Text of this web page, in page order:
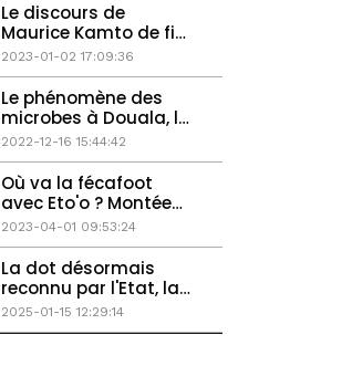
Le discours de
Maurice Kamto de fin
d'année 2022
2023-01-02 17:09:36
Le phénomène des
microbes à Douala, le
discours de paul biya
aux USA
2022-12-16 15:44:42
Où va la fécafoot
avec Eto'o ? Montée
du tribalisme à
Douala ? Valsero sans
passeport
2023-04-01 09:53:24
La dot désormais
reconnu par l'Etat, la
vie chère au
Cameroun en
2025-01-15 12:29:14